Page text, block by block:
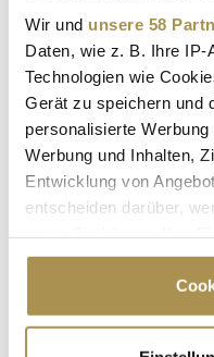
Wir und unsere 58
Daten, wie z. B. Ihre
Technologien wie
Gerät zu speichern und
personalisierte
Werbung und Inhalten,
Entwicklung von
entscheiden darüber,
Cookie-Erklärung oder
Trigger Symbol ändern